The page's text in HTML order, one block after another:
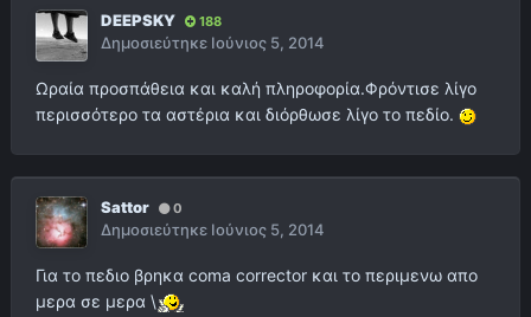
DEEPSKY 188
Δημοσιεύτηκε Ιούνιος 5, 2014
Ωραία προσπάθεια και καλή πληροφορία.Φρόντισε λίγο
περισσότερο τα αστέρια και διόρθωσε λίγο το πεδίο.
Sattor 0
Δημοσιεύτηκε Ιούνιος 5, 2014
Για το πεδιο βρηκα coma corrector και το περιμενω απο
μερα σε μερα \